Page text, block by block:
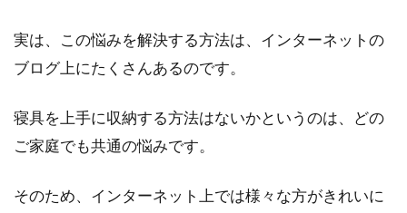
快適な夜のために「暑さ対策グッ
ズ」を！おすすめ寝具はコレ
真夏でなくても、「夜暑くて眠ることができな
い！」というときはありませんか？暑くて寝る
ことがで...
実は、この悩みを解決する方法は、インターネットの
ブログ上にたくさんあるのです。
寝具を上手に収納する方法はないかというのは、どの
ご家庭でも共通の悩みです。
そのため、インターネット上では様々な方がきれいに